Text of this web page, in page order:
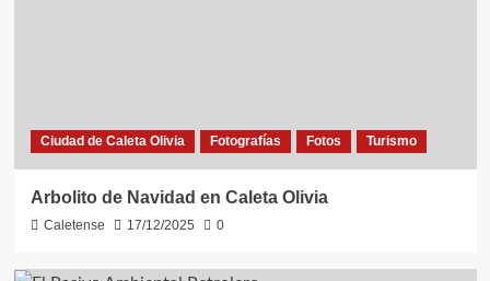
Ciudad de Caleta Olivia Fotografías Fotos Turismo
Arbolito de Navidad en Caleta Olivia
Caletense 17/12/2025 0